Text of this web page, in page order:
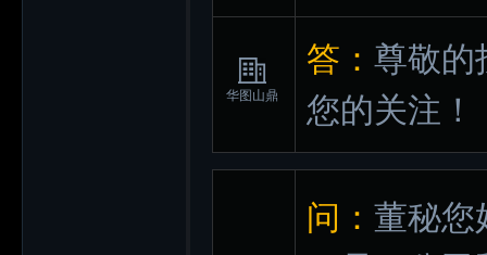
华图山鼎
答： 尊敬的
您的关注！
问： 董秘您